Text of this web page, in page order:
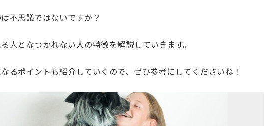
不思議ではないですか？
人となつかれない人の特徴を解説していきます。
るポイントも紹介していくので、ぜひ参考にしてくださいね！